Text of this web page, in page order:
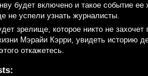
будет включено и такое событие
не успели узнать журналисты.
зрелище, которое никто не
Мэрайи Кэрри, увидеть историю
откажетесь.